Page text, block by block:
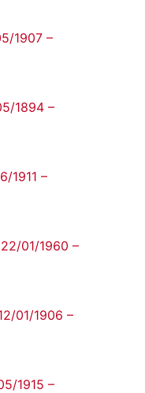
1907 –
1894 –
1911 –
01/1960 –
01/1906 –
1915 –